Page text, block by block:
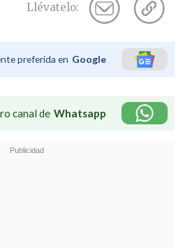
Llévatelo:
preferida en Google
canal de Whatsapp